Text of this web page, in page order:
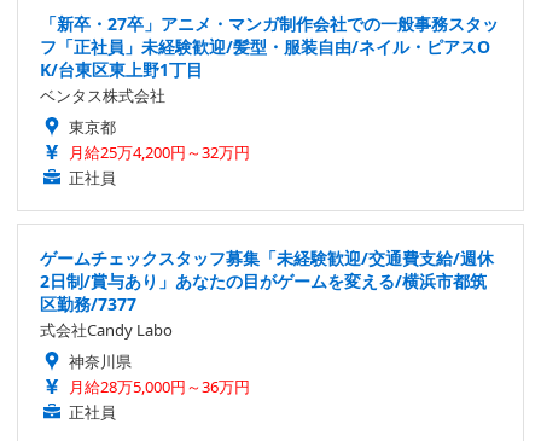
「新卒・27卒」アニメ・マンガ制作会社での一般事務スタッ
フ「正社員」未経験歓迎/髪型・服装自由/ネイル・ピアスO
K/台東区東上野1丁目
ベンタス株式会社
東京都
月給25万4,200円～32万円
正社員
ゲームチェックスタッフ募集「未経験歓迎/交通費支給/週休
2日制/賞与あり」あなたの目がゲームを変える/横浜市都筑
区勤務/7377
式会社Candy Labo
神奈川県
月給28万5,000円～36万円
正社員